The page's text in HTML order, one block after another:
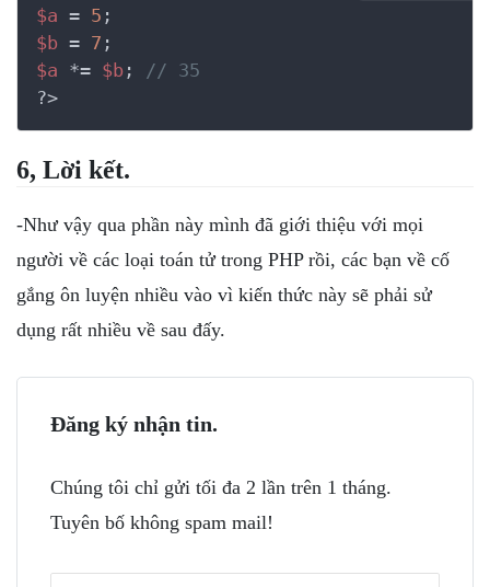
$a = 5
$b = 7
$a *= $b;
// 35
?>
6, Lời kết.
-Như vậy qua phần này mình đã giới thiệu với mọi
người về các loại toán tử trong PHP rồi, các bạn về cố
gắng ôn luyện nhiều vào vì kiến thức này sẽ phải sử
dụng rất nhiều về sau đấy.
Đăng ký nhận tin.
Chúng tôi chỉ gửi tối đa 2 lần trên 1 tháng.
Tuyên bố không spam mail!